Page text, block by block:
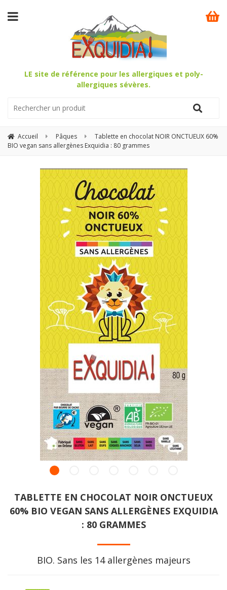
LE site de référence pour les allergiques et poly-
allergiques sévères.
Accueil Pâques
Tablette en chocolat NOIR ONCTUEUX 60%
BIO vegan sans allergènes Exquidia : 80 grammes
TABLETTE EN CHOCOLAT NOIR ONCTUEUX
60% BIO VEGAN SANS ALLERGÈNES EXQUIDIA
: 80 GRAMMES
BIO. Sans les 14 allergènes majeurs